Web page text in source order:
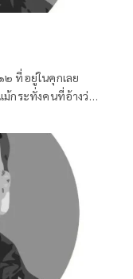
ที่อยู่ในคุกเลย